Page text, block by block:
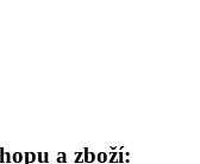
a zboží: